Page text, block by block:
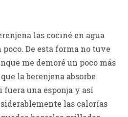
las cociné en agua
De esta forma no tuve
me demoré un poco más
la berenjena absorbe
fuera una esponja y así
las calorías